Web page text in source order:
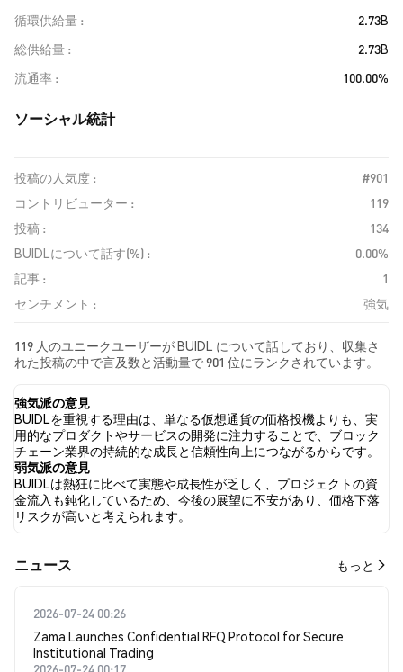
循環供給量
2.73B
総供給量
2.73B
流通率
100.00%
ソーシャル統計
投稿の人気度 :
#901
コントリビューター :
119
投稿 :
134
BUIDLについて話す(%) :
0.00%
記事 :
1
センチメント :
強気
119 人のユニークユーザーが BUIDL について話しており、収集さ
れた投稿の中で言及数と活動量で 901 位にランクされています。
感情は 強気 でした。 最後に、BUIDL に関するニュース記事が 1 件
公開されました。 Twitterでは、50.98% のツイートが強気の感情
を示し、10.78% のツイートが弱気の感情を示しました。 38.24%
のツイートは BUIDL に対して中立的でした。 これらの感情分析は
102 件のツイートに基づいています。
強気派の意見
BUIDLを重視する理由は、単なる仮想通貨の価格投機よりも、実
用的なプロダクトやサービスの開発に注力することで、ブロック
チェーン業界の持続的な成長と信頼性向上につながるからです。
弱気派の意見
BUIDLは熱狂に比べて実態や成長性が乏しく、プロジェクトの資
金流入も鈍化しているため、今後の展望に不安があり、価格下落
リスクが高いと考えられます。
​​ニュース​​ もっと
2026-07-24 00:26
Zama Launches Confidential RFQ Protocol for Secure
Institutional Trading
2026-07-24 00:17